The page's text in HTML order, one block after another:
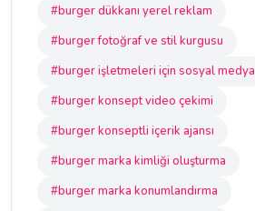
#burger dükkanı yerel reklam
#burger fotoğraf ve stil kurgusu
#burger işletmeleri için sosyal medya
#burger konsept video çekimi
#burger konseptli içerik ajansı
#burger marka kimliği oluşturma
#burger marka konumlandırma